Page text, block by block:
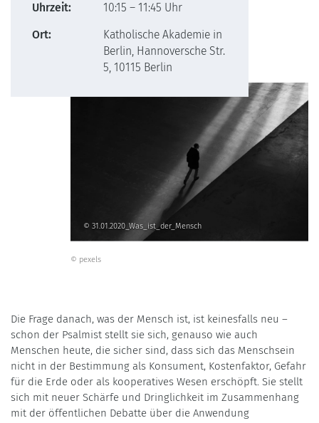
© 31.01.2020_Was_ist_der_Mensch
© pexels
Uhrzeit:
10:15 – 11:45 Uhr
Ort:
Katholische Akademie in
Berlin, Hannoversche Str.
5, 10115 Berlin
Die Frage danach, was der Mensch ist, ist keinesfalls neu –
schon der Psalmist stellt sie sich, genauso wie auch
Menschen heute, die sicher sind, dass sich das Menschsein
nicht in der Bestimmung als Konsument, Kostenfaktor, Gefahr
für die Erde oder als kooperatives Wesen erschöpft. Sie stellt
sich mit neuer Schärfe und Dringlichkeit im Zusammenhang
mit der öffentlichen Debatte über die Anwendung